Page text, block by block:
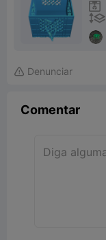


 Denunciar
Comentar